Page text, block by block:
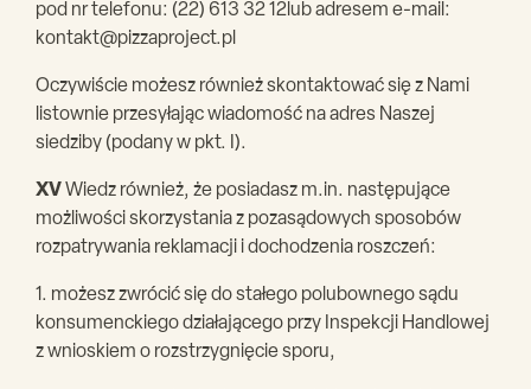
pod nr telefonu: (22) 613 32 12lub adresem e-mail:
kontakt@pizzaproject.pl
Oczywiście możesz również skontaktować się z Nami
listownie przesyłając wiadomość na adres Naszej
siedziby (podany w pkt. I).
XV Wiedz również, że posiadasz m.in. następujące
możliwości skorzystania z pozasądowych sposobów
rozpatrywania reklamacji i dochodzenia roszczeń:
1. możesz zwrócić się do stałego polubownego sądu
konsumenckiego działającego przy Inspekcji Handlowej
z wnioskiem o rozstrzygnięcie sporu,